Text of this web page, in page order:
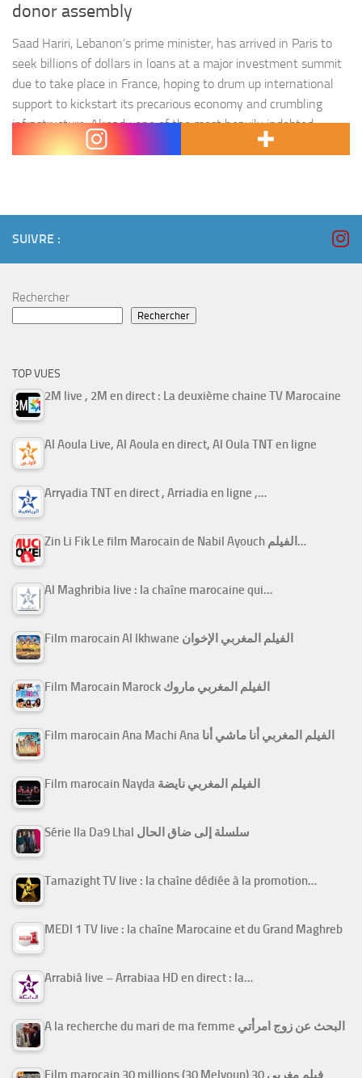
donor assembly
Saad Hariri, Lebanon’s prime minister, has arrived in Paris to
seek billions of dollars in loans at a major investment summit
due to take place in France, hoping to drum up international
support to kickstart its precarious economy and crumbling
infrastructure. Already one of the most heavily indebted
countries in the world, Lebanon will be seeking…
SUIVRE :
Rechercher
Rechercher
TOP VUES
2M live , 2M en direct : La deuxième chaine TV Marocaine
Al Aoula Live, Al Aoula en direct, Al Oula TNT en ligne
Arryadia TNT en direct , Arriadia en ligne ,…
Zin Li Fik Le film Marocain de Nabil Ayouch الفيلم…
Al Maghribia live : la chaîne marocaine qui…
Film marocain Al Ikhwane الفيلم المغربي الإخوان
Film Marocain Marock الفيلم المغربي ماروك
Film marocain Ana Machi Ana الفيلم المغربي أنا ماشي أنا
Film marocain Nayda الفيلم المغربي نايضة
Série Ila Da9 Lhal سلسلة إلى ضاق الحال
Tamazight TV live : la chaîne dédiée à la promotion…
MEDI 1 TV live : la chaîne Marocaine et du Grand Maghreb
Arrabiâ live – Arrabiaa HD en direct : la…
A la recherche du mari de ma femme البحث عن زوج امرأتي
Film marocain 30 millions (30 Melyoun) فيلم مغربي 30